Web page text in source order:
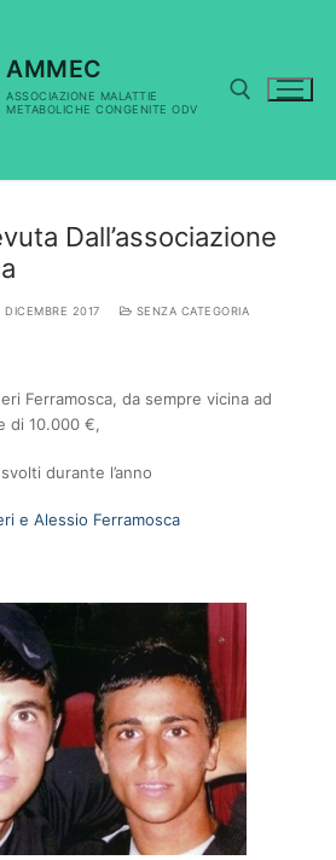
AMMEC
ASSOCIAZIONE MALATTIE
METABOLICHE CONGENITE ODV
Cerca:
Dall’associazione
DICEMBRE 2017 SENZA CATEGORIA
Ferramosca, da sempre vicina ad
di 10.000 €,
durante l’anno
e Alessio Ferramosca